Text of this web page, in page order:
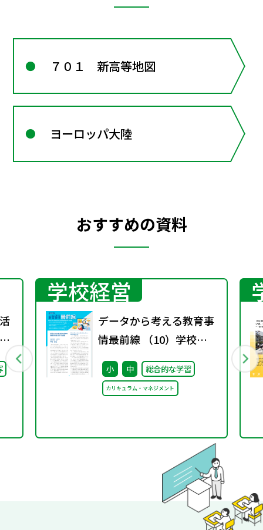
７０１ 新高等地図
ヨーロッパ大陸
おすすめの資料
学校経営
データから考える教育事
情最前線 （10）学校に
おける総合的な学習の時
間の実施に関する調査
小 中 総合的な学習
カリキュラム・マネジメント